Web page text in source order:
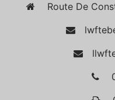
Route De